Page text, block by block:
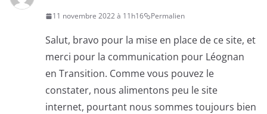
11 novembre 2022 à 11h16 Permalien
Salut, bravo pour la mise en place de ce site, et
merci pour la communication pour Léognan
en Transition. Comme vous pouvez le
constater, nous alimentons peu le site
internet, pourtant nous sommes toujours bien